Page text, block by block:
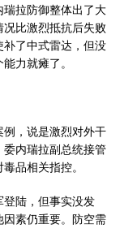
拉防御整体出了大
比激烈抵抗后失败
了中式雷达，但没
力就瘫了。
，说是激烈对外干
内瑞拉副总统接管
品相关指控。
陆，但事实没发
素仍重要。防空需